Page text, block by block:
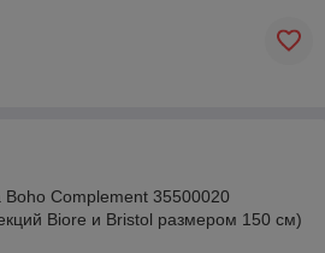
Complement 35500020
Biore и Bristol размером 150 см)